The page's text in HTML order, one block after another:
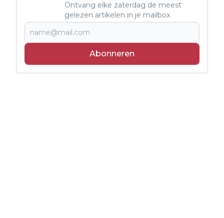
Ontvang elke zaterdag de meest
gelezen artikelen in je mailbox
Abonneren